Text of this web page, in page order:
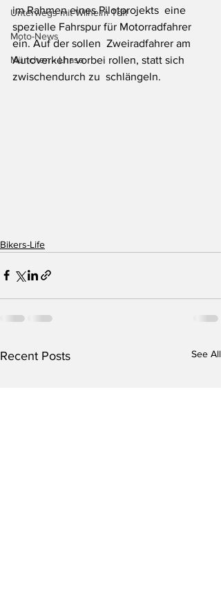
Unterwegs mit Wilhelm Töff
Moto-News
München - Lhasa
im Rahmen eines Pilotprojekts  eine
spezielle Fahrspur für Motorradfahrer
ein. Auf der sollen  Zweiradfahrer am
Autoverkehr vorbei rollen, statt sich
zwischendurch zu  schlängeln.
Bikers-Life
Recent Posts See All